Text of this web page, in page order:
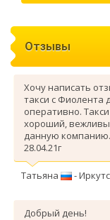
Отзывы
Хочу написать
такси с Фиолента
оперативно.
хороший,
данную
28.04.21г
Татьяна -
Добрый день!